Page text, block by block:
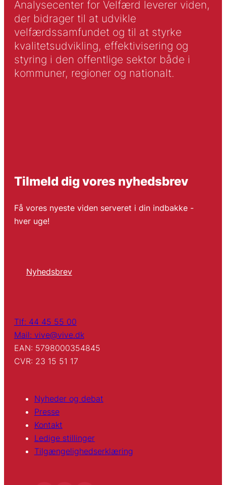
Analysecenter for Velfærd leverer viden,
der bidrager til at udvikle
velfærdssamfundet og til at styrke
kvalitetsudvikling, effektivisering og
styring i den offentlige sektor både i
kommuner, regioner og nationalt.
Tilmeld dig vores nyhedsbrev
Få vores nyeste viden serveret i din indbakke -
hver uge!
Nyhedsbrev
Tlf: 44 45 55 00
Mail: vive@vive.dk
EAN: 5798000354845
CVR: 23 15 51 17
Nyheder og debat
Presse
Kontakt
Ledige stillinger
Tilgængelighedserklæring